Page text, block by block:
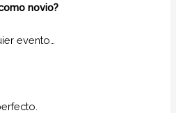
novio?
evento…